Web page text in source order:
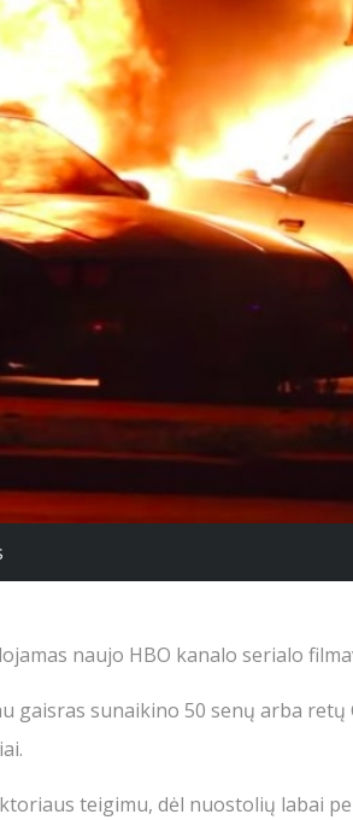
naujo HBO kanalo serialo
gaisras sunaikino 50 senų arba
teigimu, dėl nuostolių labai